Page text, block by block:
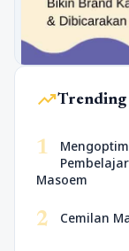
trending_upTrending
1
Masoem
2 Cemilan